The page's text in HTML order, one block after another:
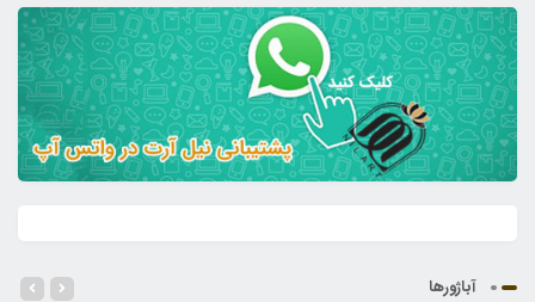
آباژورها